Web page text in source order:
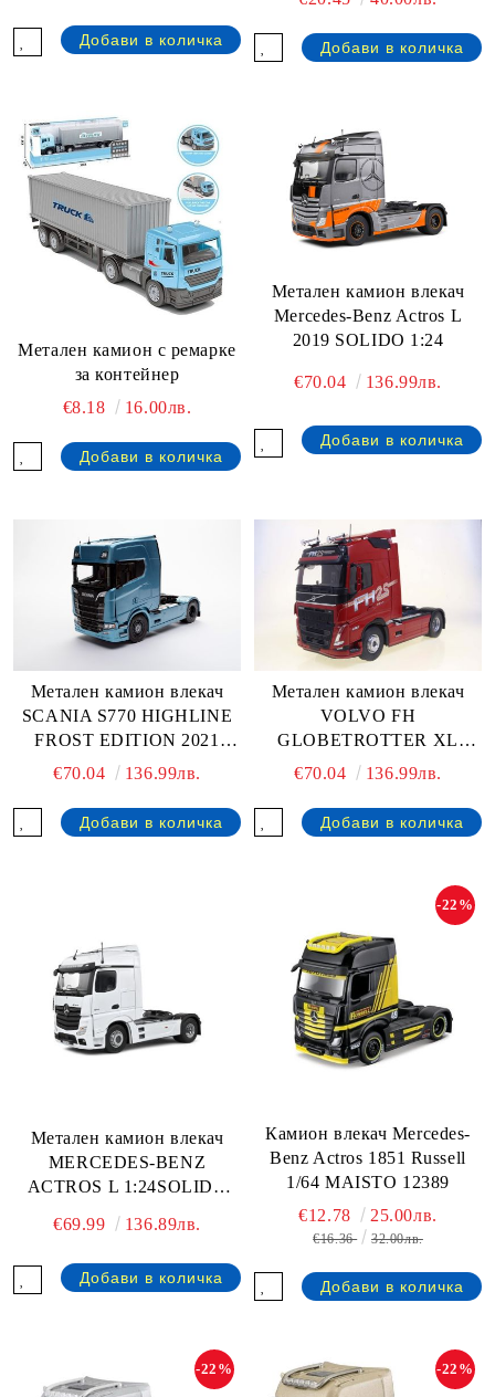
Метален камион с ремарке
за контейнер
€8.18
16.00лв.
Метален камион влекач
Mercedes-Benz Actros L
2019 SOLIDO 1:24
€70.04 136.99лв.
Метален камион влекач
SCANIA S770 HIGHLINE
FROST EDITION 2021
SOLIDO 1:24
€70.04 136.99лв.
Метален камион влекач
VOLVO FH
GLOBETROTTER XL
SOLIDO 1:24
€70.04 136.99лв.
Метален камион влекач
MERCEDES-BENZ
ACTROS L 1:24SOLIDO
€69.99 136.89лв.
Камион влекач Mercedes-
Benz Actros 1851 Russell
1/64 MAISTO 12389
-22%
€12.78 25.00лв.
€16.36 32.00лв.
-22% -22%